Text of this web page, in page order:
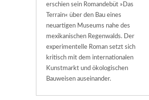
erschien sein Romandebüt »Das
Terrain« über den Bau eines
neuartigen Museums nahe des
mexikanischen Regenwalds. Der
experimentelle Roman setzt sich
kritisch mit dem internationalen
Kunstmarkt und ökologischen
Bauweisen auseinander.